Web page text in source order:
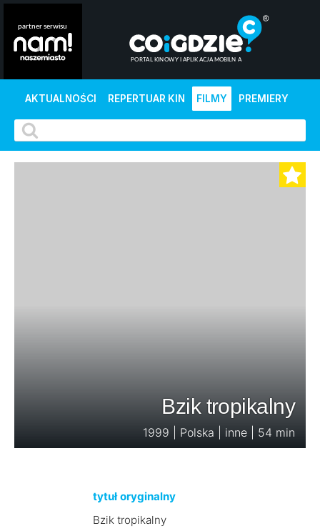
AKTUALNOŚCI REPERTUAR KIN FILMY PREMIERY
Bzik tropikalny
1999 | Polska | inne | 54 min
tytuł oryginalny
Bzik tropikalny